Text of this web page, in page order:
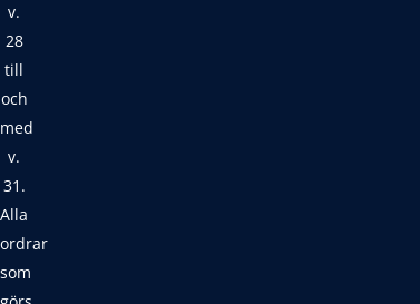
v.
28
till
och
med
v.
31.
Alla
ordrar
som